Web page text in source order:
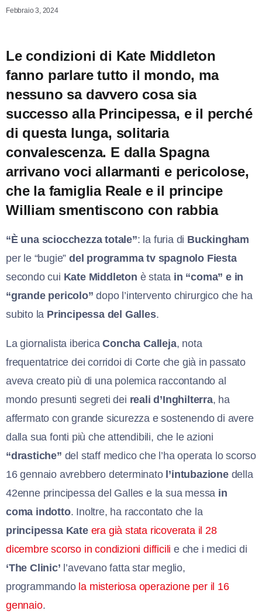
Febbraio 3, 2024
Le condizioni di Kate Middleton
fanno parlare tutto il mondo, ma
nessuno sa davvero cosa sia
successo alla Principessa, e il perché
di questa lunga, solitaria
convalescenza. E dalla Spagna
arrivano voci allarmanti e pericolose,
che la famiglia Reale e il principe
William smentiscono con rabbia
“È una sciocchezza totale”: la furia di Buckingham
per le “bugie”del programma tv spagnolo Fiesta
secondo cui Kate Middleton è stata in “coma” e in
“grande pericolo” dopo l’intervento chirurgico che ha
subito la Principessa del Galles.
La giornalista ibericaConcha Calleja, nota
frequentatrice dei corridoi di Corte che già in passato
aveva creato più di una polemica raccontando al
mondo presunti segreti dei reali d’Inghilterra, ha
affermato con grande sicurezza e sostenendo di avere
dalla sua fonti più che attendibili, che le azioni
“drastiche” del staff medico che l’ha operata lo scorso
16 gennaio avrebbero determinatol’intubazionedella
42enne principessa del Galles e la sua messa in
coma indotto. Inoltre, ha raccontato che la
principessa Kate era già stata ricoverata il 28
dicembre scorso in condizioni difficili e che i medici di
‘The Clinic’ l’avevano fatta star meglio,
programmando la misteriosa operazione per il 16
gennaio.